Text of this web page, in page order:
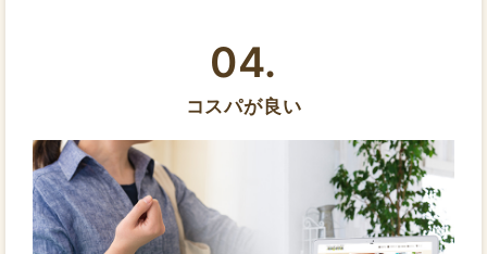
04.
コスパが良い